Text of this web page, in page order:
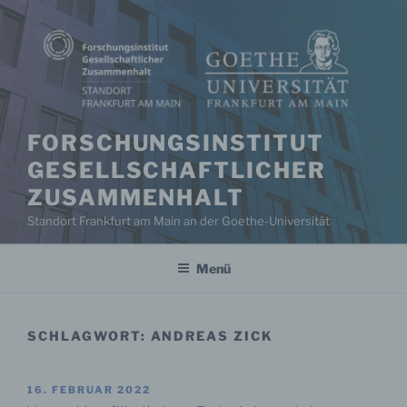
Zum
Inhalt
springen
FORSCHUNGSINSTITUT
GESELLSCHAFTLICHER
ZUSAMMENHALT
Standort Frankfurt am Main an der Goethe-Universität
Menü
SCHLAGWORT: ANDREAS ZICK
VERÖFFENTLICHT
16. FEBRUAR 2022